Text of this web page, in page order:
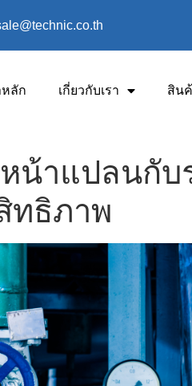
ลัก เกี่ยวกับเรา สิน
น้าแปลนกั
ทธิภาพ